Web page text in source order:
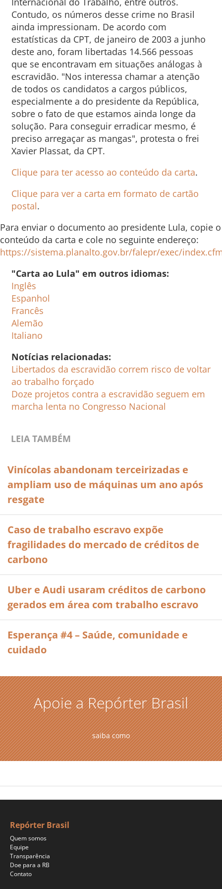
Contudo, os números desse crime no Brasil
ainda impressionam. De acordo com
estatísticas da CPT, de janeiro de 2003 a junho
deste ano, foram libertadas 14.566 pessoas
que se encontravam em situações análogas à
escravidão. "Nos interessa chamar a atenção
de todos os candidatos a cargos públicos,
especialmente a do presidente da República,
sobre o fato de que estamos ainda longe da
solução. Para conseguir erradicar mesmo, é
preciso arregaçar as mangas", protesta o frei
Xavier Plassat, da CPT.
Clique para ter acesso ao conteúdo da carta.
Clique para ver a carta em formato de cartão
postal.
Para enviar o documento ao presidente Lula, copie o
conteúdo da carta e cole no seguinte endereço:
https://sistema.planalto.gov.br/falepr/exec/
"Carta ao Lula" em outros idiomas:
Inglês
Espanhol
Francês
Alemão
Italiano
Notícias relacionadas:
Libertados da escravidão correm risco de voltar
ao trabalho forçado
Doze projetos contra a escravidão seguem em
marcha lenta no Congresso Nacional
LEIA TAMBÉM
Vinícolas abandonam terceirizadas e
ampliam uso de máquinas um ano após
resgate
Caso de trabalho escravo expõe
fragilidades do mercado de créditos de
carbono
Uber e Audi usaram créditos de carbono
gerados em área com trabalho escravo
Esperança #4 – Saúde, comunidade e
cuidado
Apoie a Repórter Brasil
saiba como
Repórter Brasil
Quem somos
Equipe
Transparência
Doe para a RB
Contato